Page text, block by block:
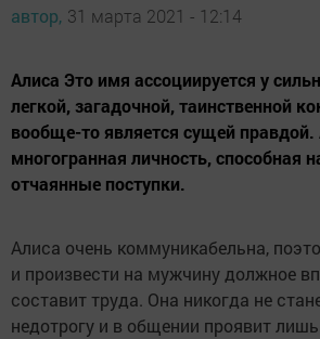
автор, 31 марта 2021 - 12:14
Алиса Это имя ассоциируется у
легкой, загадочной, таинственной
вообще-то является сущей
многогранная личность, способная
отчаянные поступки.
Алиса очень коммуникабельна,
и произвести на мужчину должное
составит труда. Она никогда не
недотрогу и в общении проявит